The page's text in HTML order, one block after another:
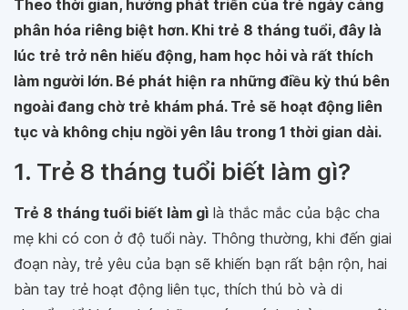
Theo thời gian, hướng phát triển của trẻ ngày càng
phân hóa riêng biệt hơn. Khi trẻ 8 tháng tuổi, đây là
lúc trẻ trở nên hiếu động, ham học hỏi và rất thích
làm người lớn. Bé phát hiện ra những điều kỳ thú bên
ngoài đang chờ trẻ khám phá. Trẻ sẽ hoạt động liên
tục và không chịu ngồi yên lâu trong 1 thời gian dài.
1. Trẻ 8 tháng tuổi biết làm gì?
Trẻ 8 tháng tuổi biết làm gì là thắc mắc của bậc cha
mẹ khi có con ở độ tuổi này. Thông thường, khi đến giai
đoạn này, trẻ yêu của bạn sẽ khiến bạn rất bận rộn, hai
bàn tay trẻ hoạt động liên tục, thích thú bò và di